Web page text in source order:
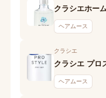
ヘアムース
クラシエ
ヘアムース